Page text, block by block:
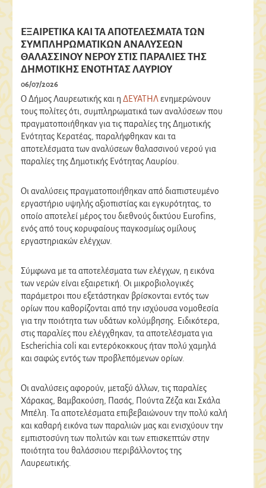
ΕΞΑΙΡΕΤΙΚΑ ΚΑΙ ΤΑ ΑΠΟΤΕΛΕΣΜΑΤΑ ΤΩΝ
ΣΥΜΠΛΗΡΩΜΑΤΙΚΩΝ ΑΝΑΛΥΣΕΩΝ
ΘΑΛΑΣΣΙΝΟΥ ΝΕΡΟΥ ΣΤΙΣ ΠΑΡΑΛΙΕΣ ΤΗΣ
ΔΗΜΟΤΙΚΗΣ ΕΝΟΤΗΤΑΣ ΛΑΥΡΙΟΥ
06/07/2026
Ο Δήμος Λαυρεωτικής και η ΔΕΥΑΤΗΛενημερώνουν
τους πολίτες ότι, συμπληρωματικά των αναλύσεων που
πραγματοποιήθηκαν για τις παραλίες της Δημοτικής
Ενότητας Κερατέας, παραλήφθηκαν και τα
αποτελέσματα των αναλύσεων θαλασσινού νερού για
παραλίες της Δημοτικής Ενότητας Λαυρίου.
Οι αναλύσεις πραγματοποιήθηκαν από διαπιστευμένο
εργαστήριο υψηλής αξιοπιστίας και εγκυρότητας, το
οποίο αποτελεί μέρος του διεθνούς δικτύου Eurofins,
ενός από τους κορυφαίους παγκοσμίως ομίλους
εργαστηριακών ελέγχων.
Σύμφωνα με τα αποτελέσματα των ελέγχων, η εικόνα
των νερών είναι εξαιρετική. Οι μικροβιολογικές
παράμετροι που εξετάστηκαν βρίσκονται εντός των
ορίων που καθορίζονται από την ισχύουσα νομοθεσία
για την ποιότητα των υδάτων κολύμβησης. Ειδικότερα,
στις παραλίες που ελέγχθηκαν, τα αποτελέσματα για
Escherichia coli και εντερόκοκκους ήταν πολύ χαμηλά
και σαφώς εντός των προβλεπόμενων ορίων.
Οι αναλύσεις αφορούν, μεταξύ άλλων, τις παραλίες
Χάρακας, Βαμβακούση, Πασάς, Πούντα Ζέζα και Σκάλα
Μπέλη. Τα αποτελέσματα επιβεβαιώνουν την πολύ καλή
και καθαρή εικόνα των παραλιών μας και ενισχύουν την
εμπιστοσύνη των πολιτών και των επισκεπτών στην
ποιότητα του θαλάσσιου περιβάλλοντος της
Λαυρεωτικής.